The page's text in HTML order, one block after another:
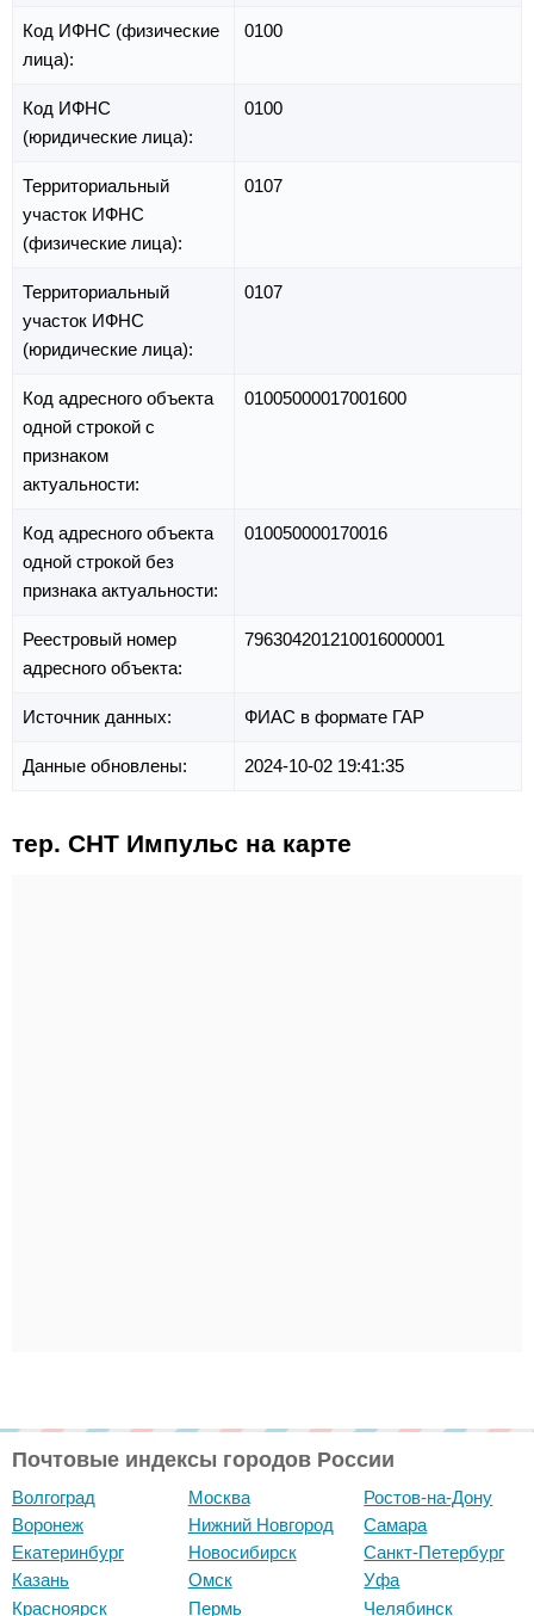
Код ИФНС (физические
лица):
0100
Код ИФНС
(юридические лица):
0100
Территориальный
участок ИФНС
(физические лица):
0107
Территориальный
участок ИФНС
(юридические лица):
0107
Код адресного объекта
одной строкой с
признаком
актуальности:
01005000017001600
Код адресного объекта
одной строкой без
признака актуальности:
010050000170016
Реестровый номер
адресного объекта:
796304201210016000001
Источник данных: ФИАС в формате ГАР
Данные обновлены: 2024-10-02 19:41:35
тер. СНТ Импульс на карте
Почтовые индексы городов России
Волгоград
Воронеж
Екатеринбург
Казань
Красноярск
Москва
Нижний Новгород
Новосибирск
Омск
Пермь
Ростов-на-Дону
Самара
Санкт-Петербург
Уфа
Челябинск